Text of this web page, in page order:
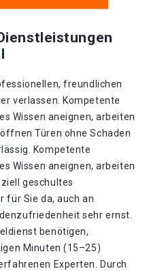
freundlichen
verlassen. Kompetente
Wissen aneignen, arbeiten
Türen ohne Schaden
Kompetente
Wissen aneignen, arbeiten
geschultes
für Sie da, auch an
sehr ernst.
benötigen,
Minuten (15–25)
Experten. Durch